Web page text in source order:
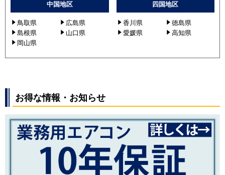
中国地区
鳥取県
広島県
島根県
山口県
岡山県
四国地区
香川県
徳島県
愛媛県
高知県
お得な情報・お知らせ